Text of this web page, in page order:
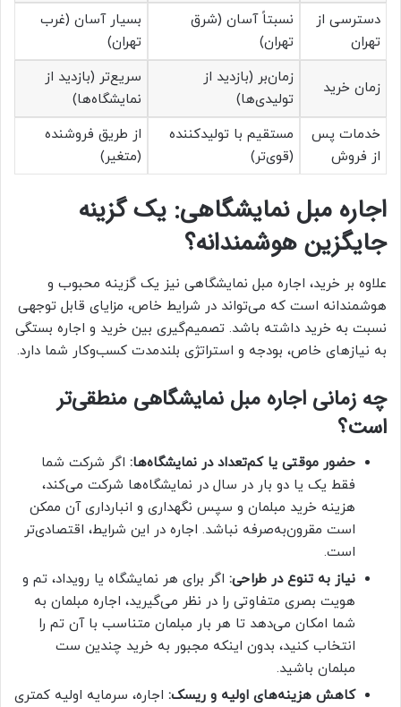
دسترسی از
تهران
نسبتاً آسان (شرق
تهران)
بسیار آسان (غرب
تهران)
زمان خرید
زمان‌بر (بازدید از
تولیدی‌ها)
سریع‌تر (بازدید از
نمایشگاه‌ها)
خدمات پس
از فروش
مستقیم با تولیدکننده
(قوی‌تر)
از طریق فروشنده
(متغیر)
اجاره مبل نمایشگاهی: یک گزینه
جایگزین هوشمندانه؟
علاوه بر خرید، اجاره مبل نمایشگاهی نیز یک گزینه محبوب و
هوشمندانه است که می‌تواند در شرایط خاص، مزایای قابل توجهی
نسبت به خرید داشته باشد. تصمیم‌گیری بین خرید و اجاره بستگی
به نیازهای خاص، بودجه و استراتژی بلندمدت کسب‌وکار شما دارد.
چه زمانی اجاره مبل نمایشگاهی منطقی‌تر
است؟
حضور موقتی یا کم‌تعداد در نمایشگاه‌ها: اگر شرکت شما
فقط یک یا دو بار در سال در نمایشگاه‌ها شرکت می‌کند،
هزینه خرید مبلمان و سپس نگهداری و انبارداری آن ممکن
است مقرون‌به‌صرفه نباشد. اجاره در این شرایط، اقتصادی‌تر
است.
نیاز به تنوع در طراحی: اگر برای هر نمایشگاه یا رویداد، تم و
هویت بصری متفاوتی را در نظر می‌گیرید، اجاره مبلمان به
شما امکان می‌دهد تا هر بار مبلمان متناسب با آن تم را
انتخاب کنید، بدون اینکه مجبور به خرید چندین ست
مبلمان باشید.
کاهش هزینه‌های اولیه و ریسک: اجاره، سرمایه اولیه کمتری